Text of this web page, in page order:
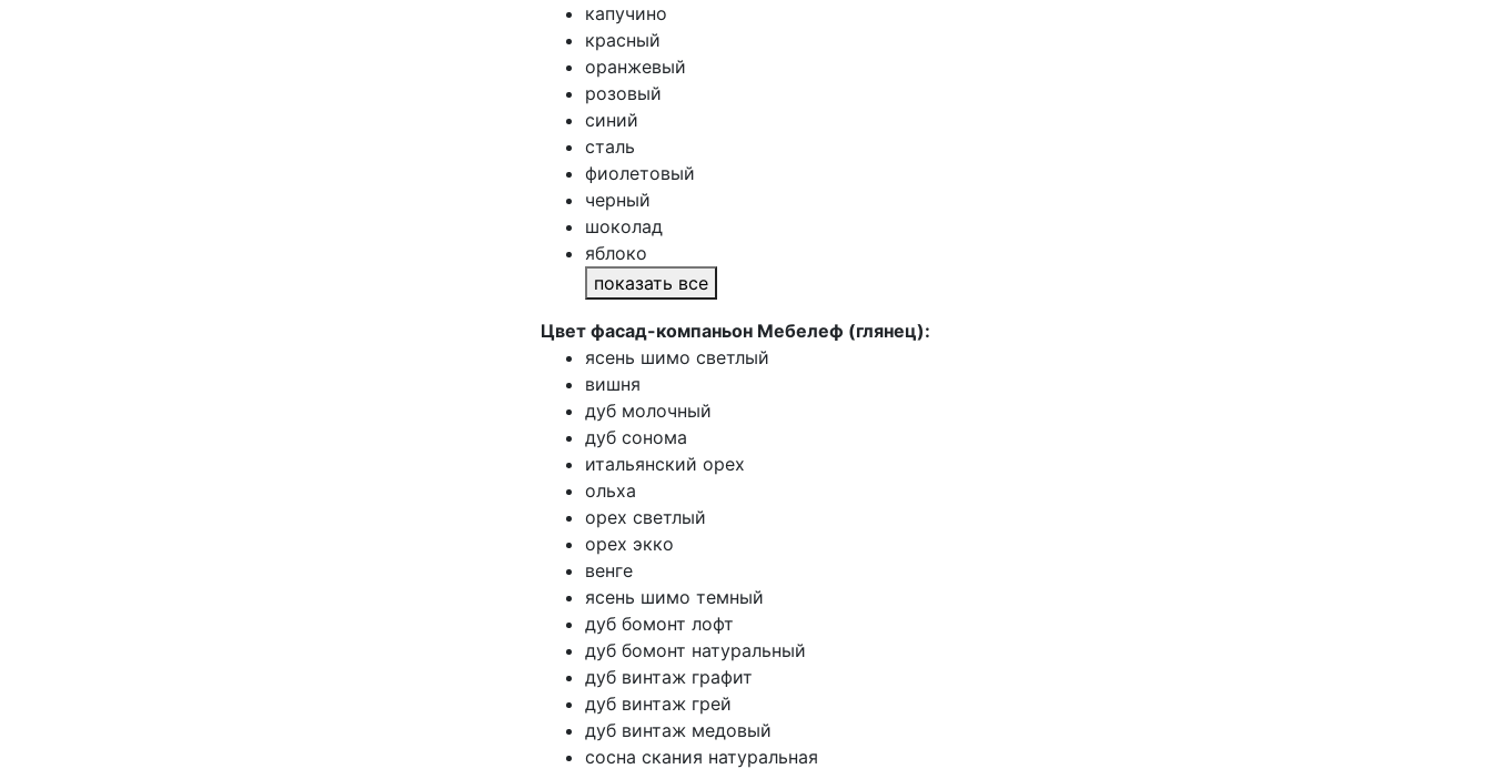
капучино
красный
оранжевый
розовый
синий
сталь
фиолетовый
черный
шоколад
яблоко
показать все
Цвет фасад-компаньон Мебелеф (глянец):
ясень шимо светлый
вишня
дуб молочный
дуб сонома
итальянский орех
ольха
орех светлый
орех экко
венге
ясень шимо темный
дуб бомонт лофт
дуб бомонт натуральный
дуб винтаж графит
дуб винтаж грей
дуб винтаж медовый
сосна скания натуральная